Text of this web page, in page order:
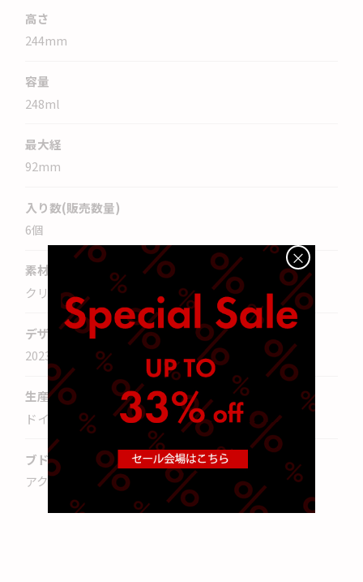
高さ
244mm
容量
248ml
最大経
92mm
入り数(販売数量)
6個
素材
クリスタルガラス
デザイン年
2023
生産国
ドイツ
ブドウ品種
アクアヴィット
×